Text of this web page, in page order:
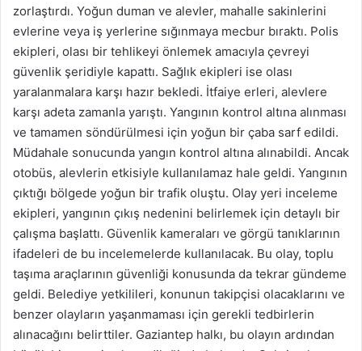
zorlaştırdı. Yoğun duman ve alevler, mahalle sakinlerini
evlerine veya iş yerlerine sığınmaya mecbur bıraktı. Polis
ekipleri, olası bir tehlikeyi önlemek amacıyla çevreyi
güvenlik şeridiyle kapattı. Sağlık ekipleri ise olası
yaralanmalara karşı hazır bekledi. İtfaiye erleri, alevlere
karşı adeta zamanla yarıştı. Yangının kontrol altına alınması
ve tamamen söndürülmesi için yoğun bir çaba sarf edildi.
Müdahale sonucunda yangın kontrol altına alınabildi. Ancak
otobüs, alevlerin etkisiyle kullanılamaz hale geldi. Yangının
çıktığı bölgede yoğun bir trafik oluştu. Olay yeri inceleme
ekipleri, yangının çıkış nedenini belirlemek için detaylı bir
çalışma başlattı. Güvenlik kameraları ve görgü tanıklarının
ifadeleri de bu incelemelerde kullanılacak. Bu olay, toplu
taşıma araçlarının güvenliği konusunda da tekrar gündeme
geldi. Belediye yetkilileri, konunun takipçisi olacaklarını ve
benzer olayların yaşanmaması için gerekli tedbirlerin
alınacağını belirttiler. Gaziantep halkı, bu olayın ardından